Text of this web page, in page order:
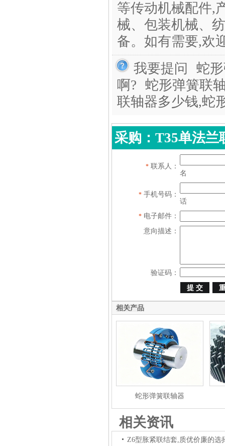
等传动机械配件,
械、包装机械、
备。如有需要,欢
我要提问
蛇
啊? 蛇形弹簧联
联轴器多少钱,蛇
采购：T35单法兰
* 联系人：
名
* 手机号码：
话
* 电子邮件：
意向描述：
验证码：
相关产品
蛇形弹簧联轴器
相关资讯
Z6型胀紧联结套,质优价廉的选